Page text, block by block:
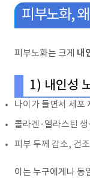
피부노화,
피부노화는 크게 내
1) 내인성
나이가 들면서 세포
콜라겐·엘라스틴
피부 두께 감소, 건
이는 누구에게나 동